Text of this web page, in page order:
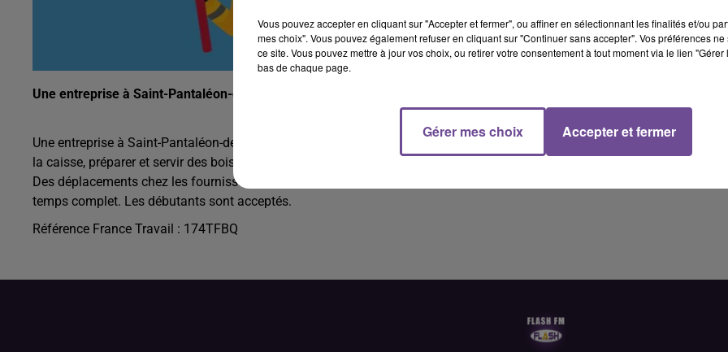
Une entreprise à Saint-Pantaléon-de-Larche recherche un Hôte / Barman / (H/F)
Une entreprise à Saint-Pantaléon-de-Larche recherche un Hôte / Barman / (H/F). Vos missions : accueillir la clientèle, gérer
la caisse, préparer et servir des boissons alcoolisées et non alcoolisées, ou encore travailler en collaboration avec l’équipe.
Des déplacements chez les fournisseurs seront à prévoir avec un véhicule de service. Le poste est à pourvoir en CDI, à
temps complet. Les débutants sont acceptés.
Référence France Travail : 174TFBQ
Vous pouvez accepter en cliquant sur "Accepter et fermer", ou affiner en sélectionnant les finalités et/ou
mes choix". Vous pouvez également refuser en cliquant sur "Continuer sans accepter". Vos préférences
ce site. Vous pouvez mettre à jour vos choix, ou retirer votre consentement à tout moment via le lien
bas de chaque page.
Gérer mes choix Accepter et fermer